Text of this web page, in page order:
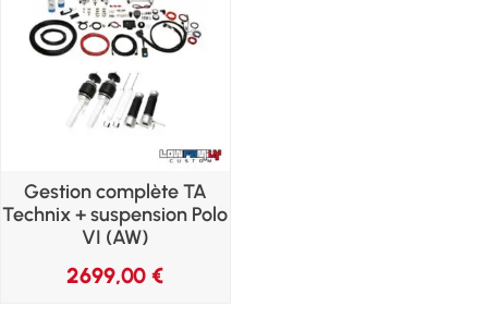
Gestion complète TA
Technix + suspension Polo
VI (AW)
2699,00€